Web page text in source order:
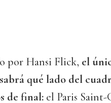
por Hansi Flick, el
qué lado del
de final: el Paris